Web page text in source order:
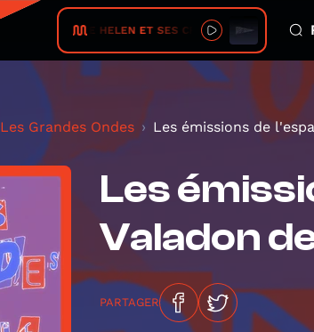
MARIE HELEN ET SES CREOLS • Séga Le Sport
Les Grandes Ondes Les émissions de
Les
Valadon
PARTAGER